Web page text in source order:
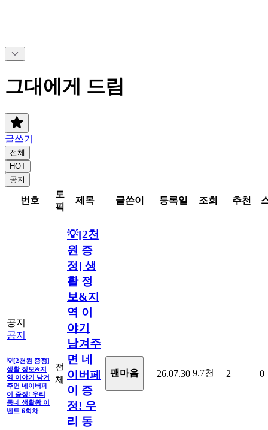
그대에게 드림
글쓰기
전체
HOT
공지
번호
토
픽
제목 글쓴이 등록일 조회 추천
공지
공지
💡[2천원 증정]
생활 정보&지
역 이야기 남겨
주면 네이버페
이 증정! 우리
동네 생활왕 이
벤트 6회차
전
체
💡[2천
원 증
정] 생
활 정
보&지
역 이
야기
남겨주
면 네
이버페
이 증
정! 우
리 동
팬마음ㅤ 26.07.30 9.7천 2 0